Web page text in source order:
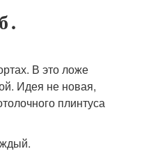
.
В это ложе
Идея не новая,
плинтуса